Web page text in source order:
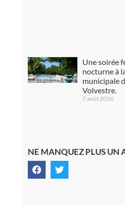
Une soirée
nocturne à
municipale
Volvestre.
7 août 2026
NE MANQUEZ PLUS UN